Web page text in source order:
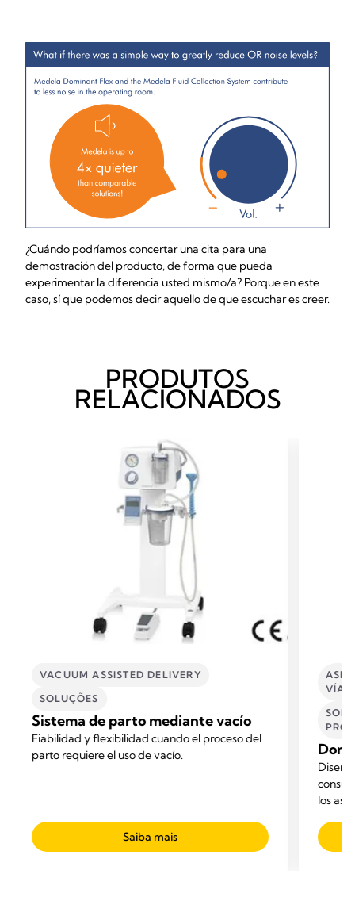
¿Cuándo podríamos concertar una cita para una
demostración del producto, de forma que pueda
experimentar la diferencia usted mismo/a? Porque en este
caso, sí que podemos decir aquello de que escuchar es creer.
PRODUTOS
RELACIONADOS
VACUUM ASSISTED DELIVERY
SOLUÇÕES
Sistema de parto mediante vacío
Fiabilidad y flexibilidad cuando el proceso del
parto requiere el uso de vacío.
Saiba mais
VÍAS
los